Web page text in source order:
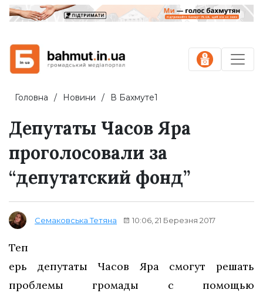
Головна Новини В Бахмуте1
Депутаты Часов Яра
проголосовали за
“депутатский фонд”
Семаковська Тетяна 10:06, 21 Березня 2017
Теп
ерь депутаты Часов Яра смогут решать
проблемы громады с помощью